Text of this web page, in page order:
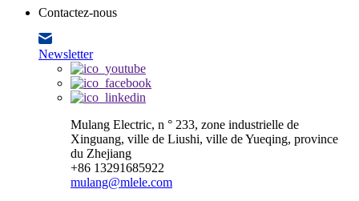
Contactez-nous
Newsletter
Mulang Electric, n ° 233, zone industrielle de
Xinguang, ville de Liushi, ville de Yueqing, province
du Zhejiang
+86 13291685922
mulang@mlele.com